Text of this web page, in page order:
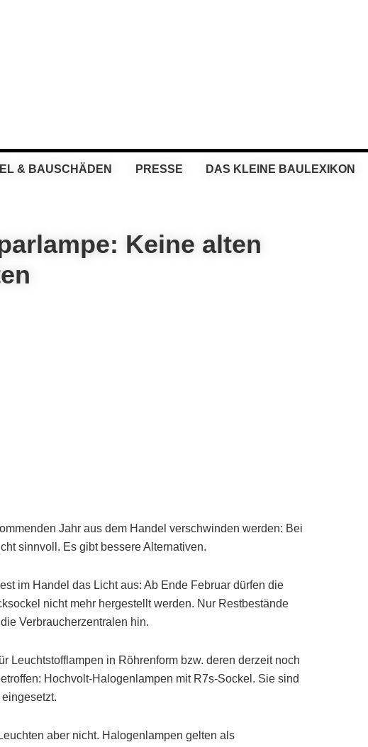
& BAUSCHÄDEN PRESSE DAS KLEINE BAULEXIKON
Keine alten
Jahr aus dem Handel verschwinden werden: Bei
sinnvoll. Es gibt bessere Alternativen.
im Handel das Licht aus: Ab Ende Februar dürfen die
nicht mehr hergestellt werden. Nur Restbestände
Verbraucherzentralen hin.
Leuchtstofflampen in Röhrenform bzw. deren derzeit noch
Hochvolt-Halogenlampen mit R7s-Sockel. Sie sind
aber nicht. Halogenlampen gelten als